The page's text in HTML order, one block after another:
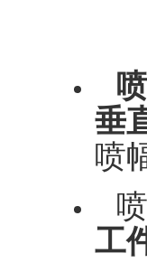
垂
喷
工